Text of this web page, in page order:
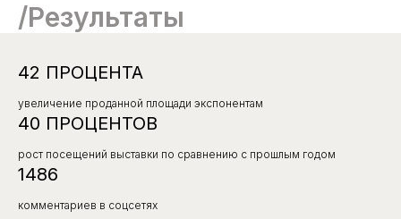
/Результаты
42 ПРОЦЕНТА
увеличение проданной площади экспонентам
40 ПРОЦЕНТОВ
рост посещений выставки по сравнению с прошлым годом
1486
комментариев в соцсетях
/свяжитесь с нами,
чтобы
Заказать проект